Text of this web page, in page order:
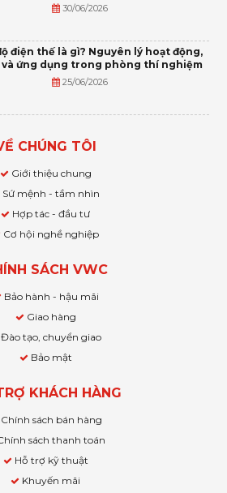
30/06/2026
điện thế là gì? Nguyên lý hoạt động,
và ứng dụng trong phòng thí nghiệm
25/06/2026
CHÚNG TÔI
Giới thiệu chung
Sứ mệnh - tầm nhìn
Hợp tác - đầu tư
Cơ hội nghề nghiệp
SÁCH VWC
Bảo hành - hậu mãi
Giao hàng
Đào tạo, chuyển giao
Bảo mật
KHÁCH HÀNG
Chính sách bán hàng
sách thanh toán
Hỗ trợ kỹ thuật
Khuyến mãi